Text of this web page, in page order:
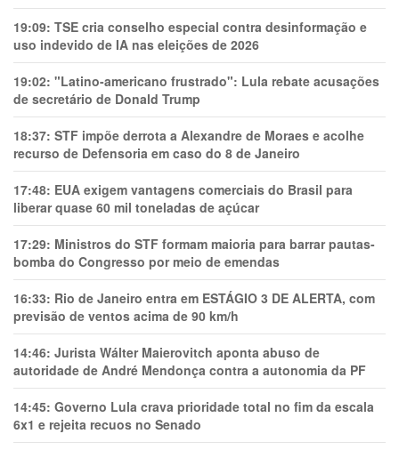
19:09: TSE cria conselho especial contra desinformação e
uso indevido de IA nas eleições de 2026
19:02: "Latino-americano frustrado": Lula rebate acusações
de secretário de Donald Trump
18:37: STF impõe derrota a Alexandre de Moraes e acolhe
recurso de Defensoria em caso do 8 de Janeiro
17:48: EUA exigem vantagens comerciais do Brasil para
liberar quase 60 mil toneladas de açúcar
17:29: Ministros do STF formam maioria para barrar pautas-
bomba do Congresso por meio de emendas
16:33: Rio de Janeiro entra em ESTÁGIO 3 DE ALERTA, com
previsão de ventos acima de 90 km/h
14:46: Jurista Wálter Maierovitch aponta abuso de
autoridade de André Mendonça contra a autonomia da PF
14:45: Governo Lula crava prioridade total no fim da escala
6x1 e rejeita recuos no Senado